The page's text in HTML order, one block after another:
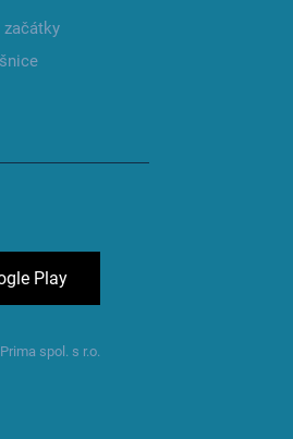
začátky
Play
spol. s r.o.